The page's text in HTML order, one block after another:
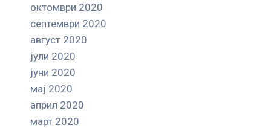
октомври 2020
септември 2020
август 2020
јули 2020
јуни 2020
мај 2020
април 2020
март 2020